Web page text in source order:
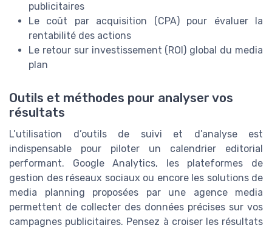
publicitaires
Le coût par acquisition (CPA) pour évaluer la
rentabilité des actions
Le retour sur investissement (ROI) global du media
plan
Outils et méthodes pour analyser vos
résultats
L’utilisation d’outils de suivi et d’analyse est
indispensable pour piloter un calendrier editorial
performant. Google Analytics, les plateformes de
gestion des réseaux sociaux ou encore les solutions de
media planning proposées par une agence media
permettent de collecter des données précises sur vos
campagnes publicitaires. Pensez à croiser les résultats